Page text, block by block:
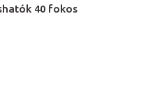
40 fokos